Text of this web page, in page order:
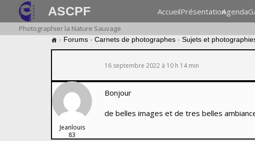
ASCPF AccueilPrésentationAgenda
Photographier la Nature Sauvage
› Forums › Carnets de photographes › Sujets et
16 septembre 2022 à 10 h 14 min
Jeanlouis
83
Bonjour
de belles images et de tres belles